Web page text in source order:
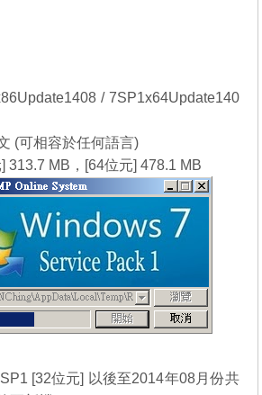
/ 7SP1x64Update140
(可相容於任何語言)
313.7 MB，[64位元] 478.1 MB
[32位元] 以後至2014年08月份共